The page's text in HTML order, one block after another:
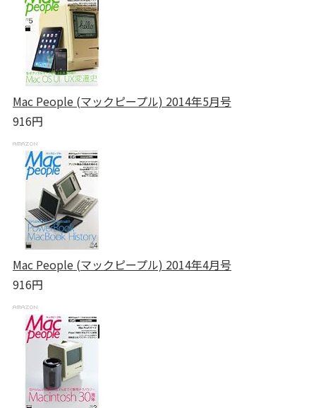
Mac People (マックピープル) 2014年5月号
916円
Mac People (マックピープル) 2014年4月号
916円